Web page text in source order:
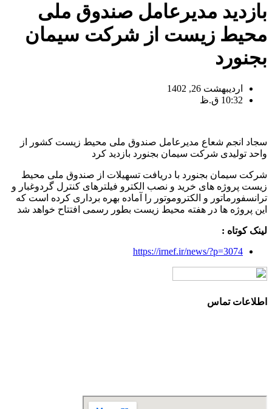
بازدید مدیرعامل صندوق ملی
محیط زیست از شرکت سیمان
بجنورد
اردیبهشت 26, 1402
10:32 ق.ظ
سجاد انجم شعاع مدیرعامل صندوق ملی محیط زیست کشور از
واحد تولیدی شرکت سیمان بجنورد بازدید کرد
شرکت سیمان بجنورد با دریافت تسهیلات از صندوق ملی محیط
زیست پروژه های خرید و نصب الکترو فیلترهای کنترل گردوغبار و
ترانسفورماتور و الکتروموتور را آماده بهره برداری کرده است که
این پروژه ها در هفته محیط زیست بطور رسمی افتتاح خواهد شد
لینک کوتاه :
https://irnef.ir/news/?p=3074
اطلاعات تماس